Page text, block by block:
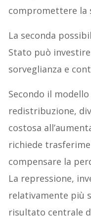
compromettere
La seconda
Stato può
sorveglianza e
Secondo il
redistribuzione,
costosa
richiede
compensare la
La repressione,
relativamente più
risultato centrale